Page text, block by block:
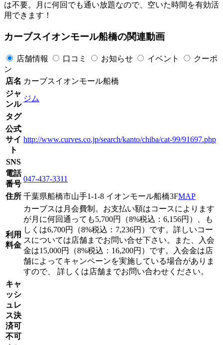
は不要。月に何回でも通い放題なので、空いた時間を有効活
用できます！
カーブスイオンモール船橋の関連動画
店舗情報 口コミ お知らせ イベント
クーポ
ン
店名 カーブスイオンモール船橋
ジャ
ンル
ジム
タグ
公式
サイ
ト
http://www.curves.co.jp/search/kanto/chiba/cat-99/91697.php
SNS
電話
番号
047-437-3311
住所 千葉県船橋市山手1-1-8 イオンモール船橋3FMAP
利用
料金
カーブスは月会費制。お支払い額はコースによります
が月に何回通っても5,700円（8%税込：6,156円）、も
しくは6,700円（8%税込：7,236円）です。詳しいコー
スについては店舗までお問い合せ下さい。また、入会
金は15,000円（8%税込：16,200円）です。入会金は店
舗によってキャンペーンを実施している場合がありま
すので、 詳しくは店舗までお問い合わせください。
キャ
ッシ
ュレ
ス決
済可
不可